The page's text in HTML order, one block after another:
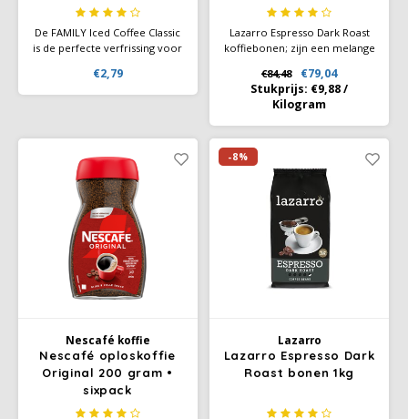
De FAMILY Iced Coffee Classic
is de perfecte verfrissing voor
melk toevoegen, roeren en je
hebt een heerlijk drankje.
koffie - zo werkt zomers
genieten.
€2,79
Lazarro Espresso Dark Roast
koffiebonen; zijn een melange
koffiebonen. De koffiebonen
zijn donker gebrand en
hebben een rijke en volle
smaak met iets karakter.
Lazarro Espresso Dark Roast
heeft een mooie crèmelaag.
€84,48
€79,04
Stukprijs: €9,88/
Kilogram
Nescafé koffie
Nescafé oploskoffie
Original 200 gram •
sixpack
-8%
Lazarro
Lazarro Espresso Dark
Roast bonen 1kg